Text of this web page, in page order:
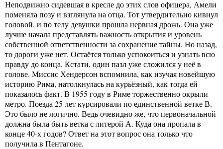
Неподвижно сидевшая в кресле до этих слов офицера, Амели
поменяла позу и взглянула на отца. Тот утвердительно кивнул
головой, и по телу девушки прошла нервная дрожь. Она уже
лучше начала представлять важность открытия и уровень
собственной ответственности за сохранение тайны. Но назад,
то дороги уже нет. Остаётся только успокоиться и узнать всю
правду до конца. Кстати, один пазл уже сложился у неё в
голове. Миссис Хендерсон вспомнила, как изучая новейшую
историю Рима, натолкнулась на курьёзный, как тогда ей
показалось факт. В 1955 году в Риме торжественно окрыли
метро. Поезда 25 лет курсировали по единственной ветке В.
Это было не логично. Ведь очевидно же, что первоначальной
должна была быть ветка с литерой А. Куда она пропала в
конце 40-х годов? Ответ на этот вопрос она только что
получила в Пентагоне.